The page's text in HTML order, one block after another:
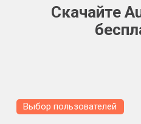
Скачайте
Выбор пользователей